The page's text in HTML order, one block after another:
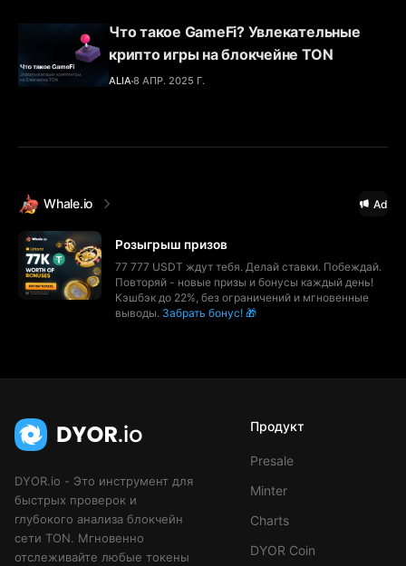
Что такое GameFi? Увлекательные
крипто игры на блокчейне TON
ALIA8 АПР. 2025 Г.
Whale.io Ad
Розыгрыш призов
77 777 USDT ждут тебя. Делай ставки. Побеждай.
Повторяй - новые призы и бонусы каждый день!
Кэшбэк до 22%, без ограничений и мгновенные
выводы. Забрать бонус! 🎁
DYOR.io - Это инструмент для
быстрых проверок и
глубокого анализа блокчейн
сети TON. Мгновенно
отслеживайте любые токены
Продукт
Presale
Minter
Charts
DYOR Coin